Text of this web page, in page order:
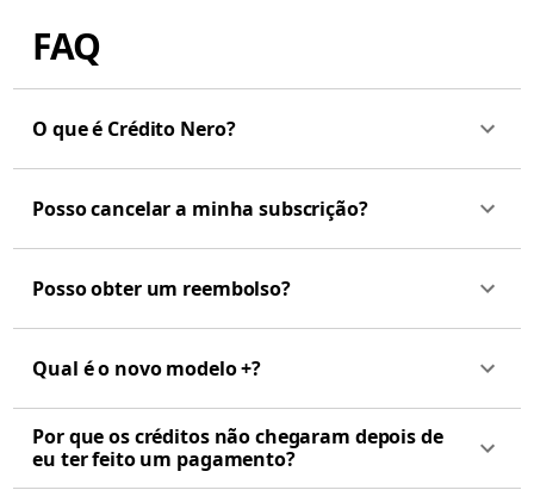
FAQ
O que é Crédito Nero?
Posso cancelar a minha subscrição?
Posso obter um reembolso?
Qual é o novo modelo +?
Por que os créditos não chegaram depois de
eu ter feito um pagamento?